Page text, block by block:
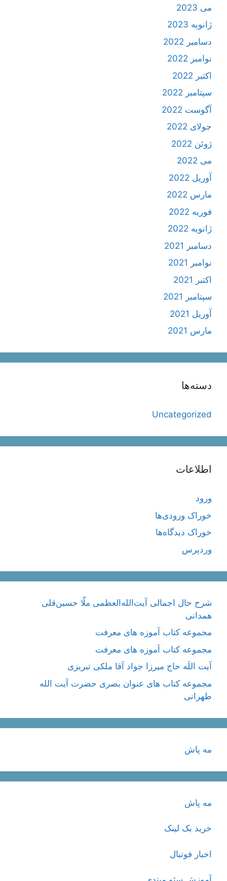
می 2023
ژانویه 2023
دسامبر 2022
نوامبر 2022
اکتبر 2022
سپتامبر 2022
آگوست 2022
جولای 2022
ژوئن 2022
می 2022
آوریل 2022
مارس 2022
فوریه 2022
ژانویه 2022
دسامبر 2021
نوامبر 2021
اکتبر 2021
سپتامبر 2021
آوریل 2021
مارس 2021
دسته‌ها
Uncategorized
اطلاعات
ورود
خوراک ورودی‌ها
خوراک دیدگاه‌ها
وردپرس
شرح حال اجمالی آیت‌الله‌العظمی ملّا حسین‌قلی
همدانی
مجموعه کتاب آموزه های معرفت
مجموعه کتاب آموزه های معرفت
آیت اللَه حاج میرزا جواد آقا ملکی تبریزی
مجموعه کتاب های عنوان بصری حضرت آیت الله
طهرانی
مه پاش
مه پاش
خرید بک لینک
اخبار فوتبال